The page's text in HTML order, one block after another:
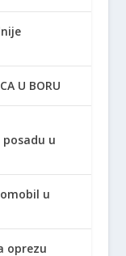
U BORU
u
u
oprezu